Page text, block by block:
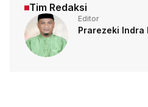
Tim Redaksi
Editor
Prarezeki Indra